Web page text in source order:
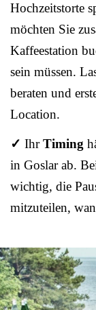
Hochzeitstorte
möchten Sie
Kaffeestation
sein müssen.
beraten und
Location.
✓ IhrTiming
in Goslar ab.
wichtig, die
mitzuteilen,